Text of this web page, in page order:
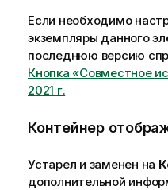
Если необходимо
экземпляры данного
последнюю версию
Кнопка «Совместное
2021 г.
Контейнер
Устарел и заменен на
дополнительной